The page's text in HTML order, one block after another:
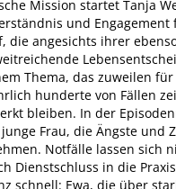
Mission startet Tanja
und
die angesichts ihrer
Thema, das zuweilen
hunderte von Fällen
bleiben. In der
Frau, die Ängste und
Notfälle lassen sich
Dienstschluss in die
schnell: Ewa, die über